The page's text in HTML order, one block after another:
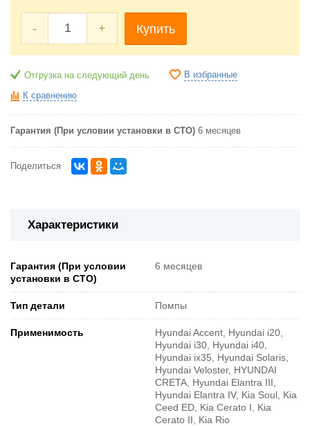
- + Купить
Отгрузка на следующий день В избранные
К сравнению
Гарантия (При условии установки в СТО) 6 месяцев
Поделиться
Характеристики
Гарантия (При условии
установки в СТО)
6 месяцев
Тип детали Помпы
Применимость
Hyundai Accent, Hyundai i20,
Hyundai i30, Hyundai i40,
Hyundai ix35, Hyundai Solaris,
Hyundai Veloster, HYUNDAI
CRETA, Hyundai Elantra III,
Hyundai Elantra IV, Kia Soul, Kia
Ceed ED, Kia Cerato I, Kia
Cerato II, Kia Rio